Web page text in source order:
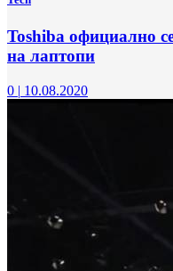
Toshiba официално
на лаптопи
0 | 10.08.2020